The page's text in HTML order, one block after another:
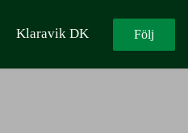
Klaravik DK Följ